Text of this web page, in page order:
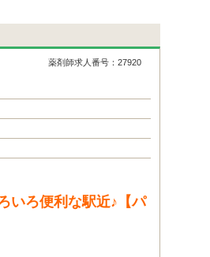
薬剤師求人番号：27920
いろ便利な駅近♪【パ